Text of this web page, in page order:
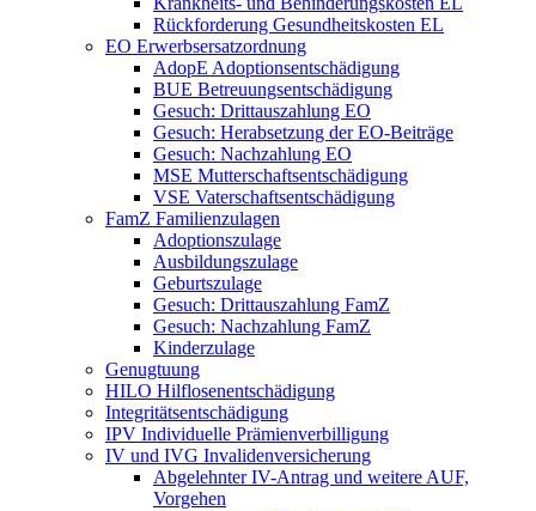
Rückforderung Gesundheitskosten EL
EO Erwerbsersatzordnung
AdopE Adoptionsentschädigung
BUE Betreuungsentschädigung
Gesuch: Drittauszahlung EO
Gesuch: Herabsetzung der EO-Beiträge
Gesuch: Nachzahlung EO
MSE Mutterschaftsentschädigung
VSE Vaterschaftsentschädigung
FamZ Familienzulagen
Adoptionszulage
Ausbildungszulage
Geburtszulage
Gesuch: Drittauszahlung FamZ
Gesuch: Nachzahlung FamZ
Kinderzulage
Genugtuung
HILO Hilflosenentschädigung
Integritätsentschädigung
IPV Individuelle Prämienverbilligung
IV und IVG Invalidenversicherung
Abgelehnter IV-Antrag und weitere AUF,
Vorgehen